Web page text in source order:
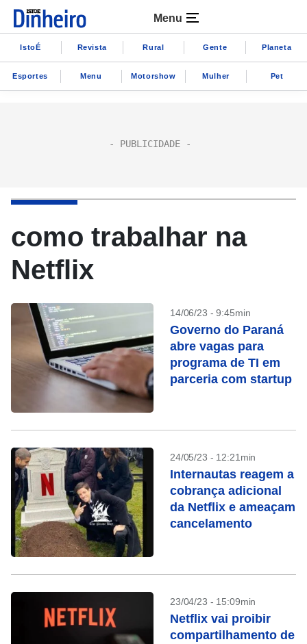
Menu
IstoÉ Revista Rural Gente Planeta
Esportes Menu Motorshow Mulher Pet
como trabalhar na
Netflix
14/06/23 - 9:45min
Governo do Paraná
abre vagas para
programa de TI em
parceria com startup
24/05/23 - 12:21min
Internautas reagem a
cobrança adicional
da Netflix e ameaçam
cancelamento
23/04/23 - 15:09min
Netflix vai proibir
compartilhamento de